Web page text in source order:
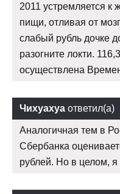
2011 устремляется к
пищи, отливая от
слабый рубль дочке
разогните локти.
осуществлена
Чихуахуа ответил(а)
Аналогичная тем в
Сбербанка
рублей. Но в целом,